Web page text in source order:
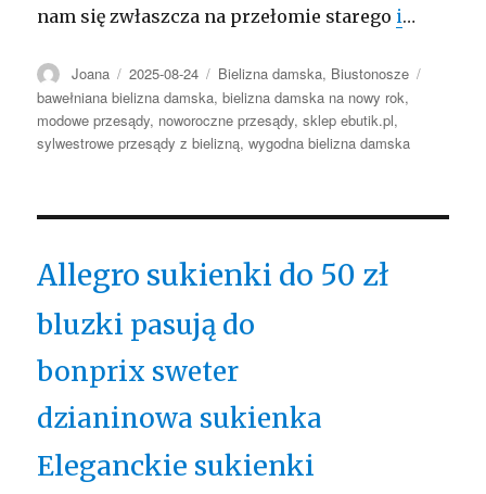
nam się zwłaszcza na przełomie starego i…
Autor
Joana Opublikowano
2025-08-24 Kategorie
Bielizna damska, Biustonosze
bawełniana bielizna damska,bielizna damska na nowy rok,
modowe przesądy, noworoczne przesądy,sklep ebutik.pl,
sylwestrowe przesądy z bielizną,wygodna bielizna damska
Allegro sukienki do 50 zł
bluzki pasują do
bonprix sweter
dzianinowa sukienka
Eleganckie sukienki